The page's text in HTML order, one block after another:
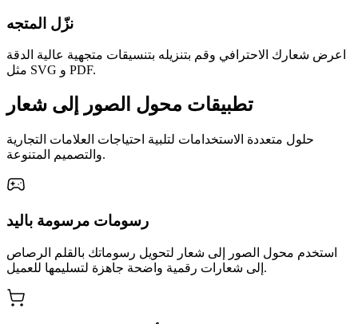
نزّل المتجه
اعرض شعارك الاحترافي وقم بتنزيله بتنسيقات متجهية عالية الدقة
مثل SVG و PDF.
تطبيقات محول الصور إلى شعار
حلول متعددة الاستخدامات لتلبية احتياجات العلامات التجارية
والتصميم المتنوعة.
رسومات مرسومة باليد
استخدم محول الصور إلى شعار لتحويل رسوماتك بالقلم الرصاص
إلى شعارات رقمية واضحة جاهزة لتسليمها للعميل.